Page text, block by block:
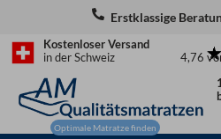
springen
Erstklassige
Kostenloser Versand
in der Schweiz
4,76